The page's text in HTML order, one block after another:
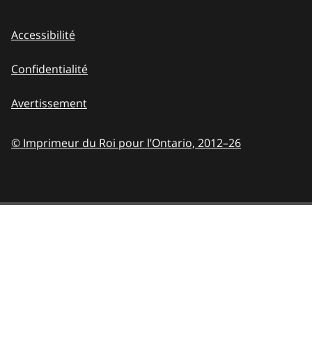
Accessibilité
Confidentialité
Avertissement
© Imprimeur du Roi pour l’Ontario, 2012–26